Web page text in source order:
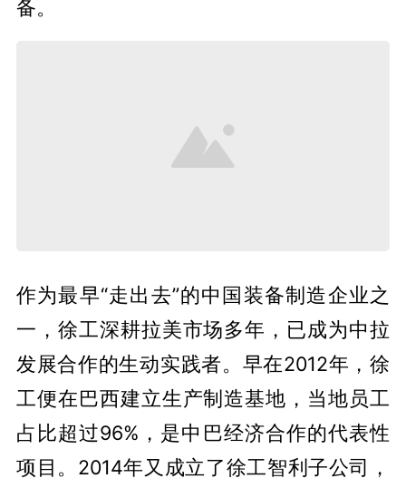
备。
作为最早“走出去”的中国装备制造企业之
一，徐工深耕拉美市场多年，已成为中拉
发展合作的生动实践者。早在2012年，徐
工便在巴西建立生产制造基地，当地员工
占比超过96%，是中巴经济合作的代表性
项目。2014年又成立了徐工智利子公司，